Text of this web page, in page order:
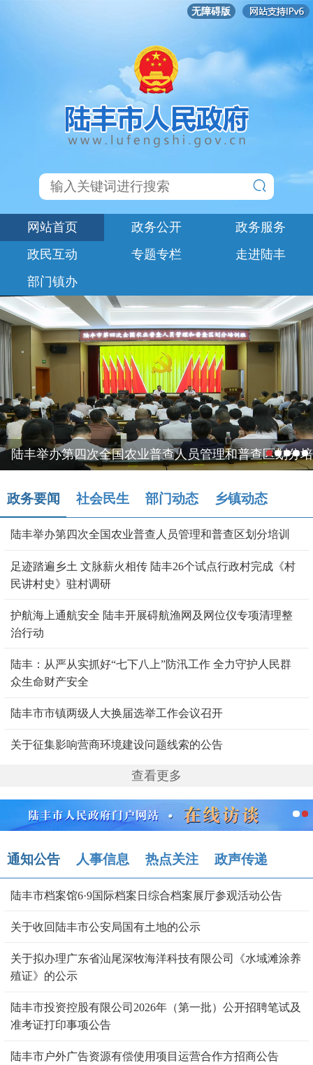
无障碍版
网站首页 政务公开
政务服务
政民互动
专题专栏
走进陆丰
部门镇办
陆丰举办第四次全国农业普查人员管理和普查区划分培
政务要闻 社会民生 部门动态 乡镇动态
陆丰举办第四次全国农业普查人员管理和普查区划分培训
足迹踏遍乡土 文脉薪火相传 陆丰26个试点行政村完成《村
民讲村史》驻村调研
护航海上通航安全 陆丰开展碍航渔网及网位仪专项清理整
治行动
陆丰：从严从实抓好“七下八上”防汛工作 全力守护人民群
众生命财产安全
陆丰市市镇两级人大换届选举工作会议召开
关于征集影响营商环境建设问题线索的公告
查看更多
通知公告 人事信息 热点关注 政声传递
陆丰市档案馆6·9国际档案日综合档案展厅参观活动公告
关于收回陆丰市公安局国有土地的公示
关于拟办理广东省汕尾深牧海洋科技有限公司《水域滩涂养
殖证》的公示
陆丰市投资控股有限公司2026年（第一批）公开招聘笔试及
准考证打印事项公告
陆丰市户外广告资源有偿使用项目运营合作方招商公告